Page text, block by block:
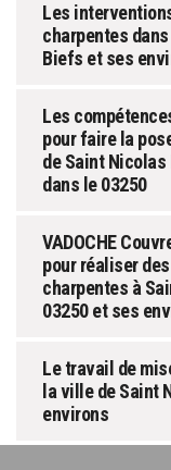
Les
charpentes
Biefs et ses
Les
pour faire la
de Saint
dans le 03250
VADOCHE
pour réaliser
charpentes à
03250 et ses
Le travail de
la ville de Saint
environs